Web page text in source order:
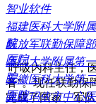
呼吸内科主任，
者”。现任联勤保
完成了国家、军
智业软件
福建医科大学附
院
解放军联勤保障
医院
厦门大学附属第
院
安徽医科大学第
医院
克拉玛依市中心